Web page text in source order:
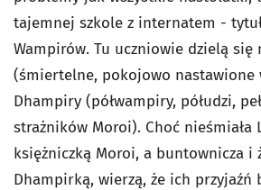
tajemnej szkole z internatem -
Wampirów. Tu uczniowie dzielą się
(śmiertelne, pokojowo nastawione
Dhampiry (półwampiry, półudzi,
strażników Moroi). Choć nieśmiała
księżniczką Moroi, a buntownicza i
Dhampirką, wierzą, że ich przyjaźń